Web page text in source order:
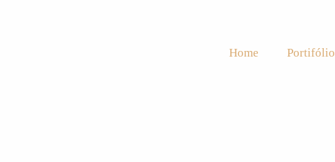
Home Portifólio